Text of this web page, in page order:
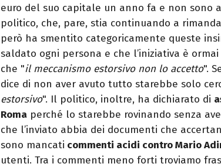
euro del suo capitale un anno fa e non sono
politico, che, pare, stia continuando a
però ha smentito categoricamente queste
saldato ogni persona e che l’iniziativa è
che "il meccanismo estorsivo non lo accetto".
dice di non aver avuto tutto starebbe solo
estorsivo". Il politico, inoltre, ha dichiarato di
Roma perché lo starebbe rovinando senza
che l’inviato abbia dei documenti che
sono mancati commenti acidi contro Mario
utenti. Tra i commenti meno forti troviamo